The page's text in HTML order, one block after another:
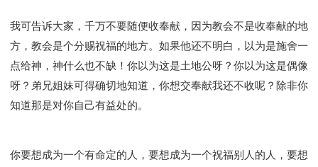
我可告诉大家，千万不要随便收奉献，因为教会不是收奉献的地
方，教会是个分赐祝福的地方。如果他还不明白，以为是施舍一
点给神，神什么也不缺！你以为这是土地公呀？你以为这是偶像
呀？弟兄姐妹可得确切地知道，你想交奉献我还不收呢？除非你
知道那是对你自己有益处的。
你要想成为一个有命定的人，要想成为一个祝福别人的人，要想